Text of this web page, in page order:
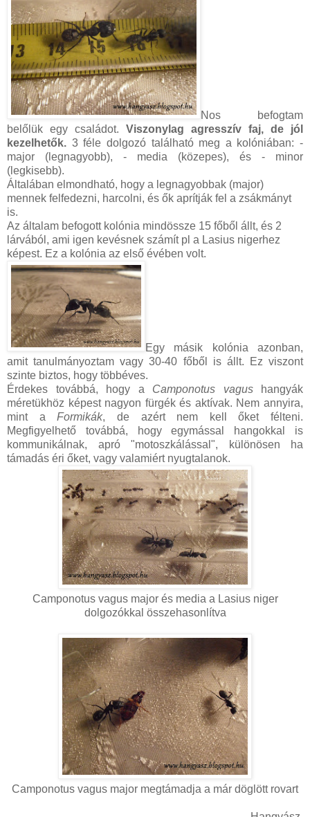
Nos befogtam
belőlük egy családot. Viszonylag agresszív faj, de jól
kezelhetők. 3 féle dolgozó található meg a kolóniában: -
major (legnagyobb), - media (közepes), és - minor
(legkisebb).
Általában elmondható, hogy a legnagyobbak (major)
mennek felfedezni, harcolni, és ők aprítják fel a zsákmányt
is.
Az általam befogott kolónia mindössze 15 főből állt, és 2
lárvából, ami igen kevésnek számít pl a Lasius nigerhez
képest. Ez a kolónia az első évében volt.
Egy másik kolónia azonban,
amit tanulmányoztam vagy 30-40 főből is állt. Ez viszont
szinte biztos, hogy többéves.
Érdekes továbbá, hogy a Camponotus vagushangyák
méretükhöz képest nagyon fürgék és aktívak. Nem annyira,
mint aFormikák, de azért nem kell őket félteni.
Megfigyelhető továbbá, hogy egymással hangokkal is
kommunikálnak, apró "motoszkálással", különösen ha
támadás éri őket, vagy valamiért nyugtalanok.
Camponotus vagus major és media a Lasius niger
dolgozókkal összehasonlítva
Camponotus vagus major megtámadja a már döglött rovart